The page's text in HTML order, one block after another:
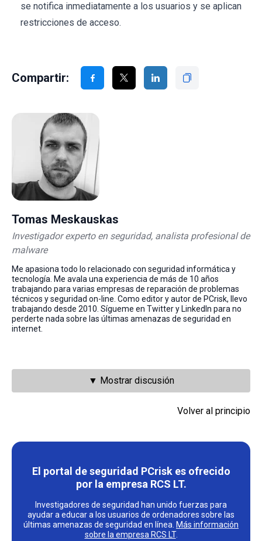
se notifica inmediatamente a los usuarios y se aplican
restricciones de acceso.
Compartir:
Tomas Meskauskas
Investigador experto en seguridad, analista profesional de
malware
Me apasiona todo lo relacionado con seguridad informática y
tecnología. Me avala una experiencia de más de 10 años
trabajando para varias empresas de reparación de problemas
técnicos y seguridad on-line. Como editor y autor de PCrisk, llevo
trabajando desde 2010. Sígueme en Twitter y LinkedIn para no
perderte nada sobre las últimas amenazas de seguridad en
internet.
▼ Mostrar discusión
Volver al principio
El portal de seguridad PCrisk es ofrecido
por la empresa RCS LT.
Investigadores de seguridad han unido fuerzas para
ayudar a educar a los usuarios de ordenadores sobre las
últimas amenazas de seguridad en línea. Más información
sobre la empresa RCS LT.